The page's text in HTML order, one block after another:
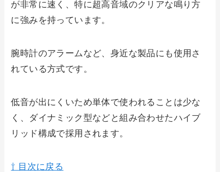
が非常に速く、特に超高音域のクリアな鳴り方
に強みを持っています。
腕時計のアラームなど、身近な製品にも使用さ
れている方式です。
低音が出にくいため単体で使われることは少な
く、ダイナミック型などと組み合わせたハイブ
リッド構成で採用されます。
⇧ 目次に戻る